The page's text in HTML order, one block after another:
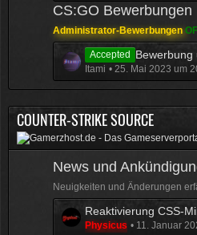
e
i
t
r
ä
g
e
t
z
t
e
B
e
i
t
r
ä
g
e
CS:GO Bewerbungen
Administrator-Bewerbungen
L
e
t
z
t
e
B
e
i
t
r
Accepted Bewerbung um eine
Itami 25. Mai 2023 um
COUNTER-STRIKE SOURCE
News und
Neuigkeiten und Änderungen
L
e
​Reaktivierung CSS-
Physicus 11. Januar